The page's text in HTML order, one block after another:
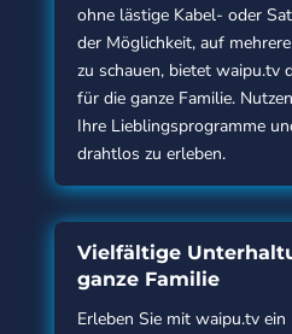
ohne lästige Kabel- oder
der Möglichkeit, auf
zu schauen, bietet waipu.tv
für die ganze Familie.
Ihre Lieblingsprogramme
drahtlos zu erleben.
Vielfältige
ganze Familie
Erleben Sie mit waipu.tv